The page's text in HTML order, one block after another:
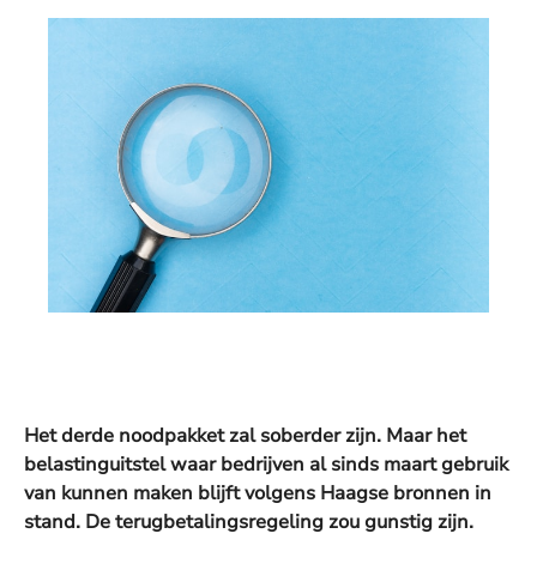
Het derde noodpakket zal soberder zijn. Maar het
belastinguitstel waar bedrijven al sinds maart gebruik
van kunnen maken blijft volgens Haagse bronnen in
stand. De terugbetalingsregeling zou gunstig zijn.